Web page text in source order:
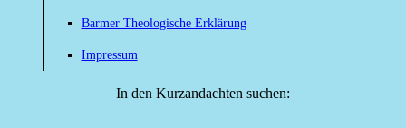
Barmer Theologische Erklärung
Impressum
In den Kurzandachten suchen: